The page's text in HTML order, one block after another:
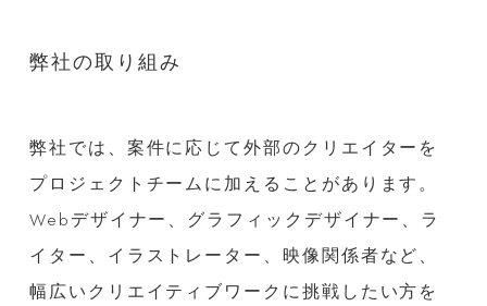
弊社の取り組み
弊社では、案件に応じて外部のクリエイターを
プロジェクトチームに加えることがあります。
Webデザイナー、グラフィックデザイナー、ラ
イター、イラストレーター、映像関係者など、
幅広いクリエイティブワークに挑戦したい方を